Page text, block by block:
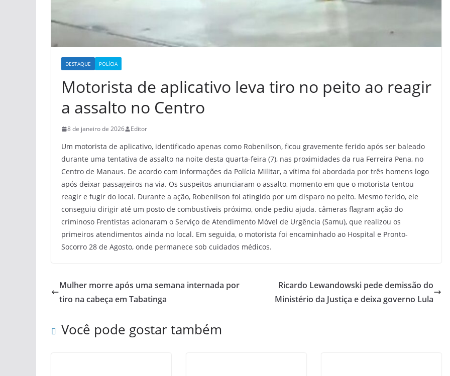
DESTAQUE POLÍCIA
Motorista de aplicativo leva tiro no peito ao reagir
a assalto no Centro
8 de janeiro de 2026 Editor
Um motorista de aplicativo, identificado apenas como Robenilson, ficou gravemente ferido após ser baleado
durante uma tentativa de assalto na noite desta quarta-feira (7), nas proximidades da rua Ferreira Pena, no
Centro de Manaus. De acordo com informações da Polícia Militar, a vítima foi abordada por três homens logo
após deixar passageiros na via. Os suspeitos anunciaram o assalto, momento em que o motorista tentou
reagir e fugir do local. Durante a ação, Robenilson foi atingido por um disparo no peito. Mesmo ferido, ele
conseguiu dirigir até um posto de combustíveis próximo, onde pediu ajuda. câmeras flagram ação do
criminoso Frentistas acionaram o Serviço de Atendimento Móvel de Urgência (Samu), que realizou os
primeiros atendimentos ainda no local. Em seguida, o motorista foi encaminhado ao Hospital e Pronto-
Socorro 28 de Agosto, onde permanece sob cuidados médicos.
Mulher morre após uma semana internada por
tiro na cabeça em Tabatinga
Ricardo Lewandowski pede demissão do
Ministério da Justiça e deixa governo Lula
Você pode gostar também